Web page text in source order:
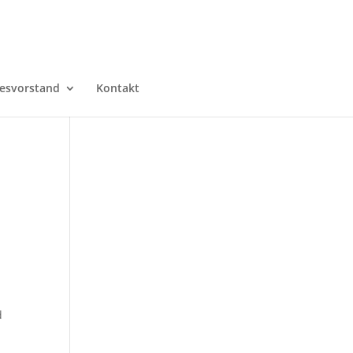
Kontakt